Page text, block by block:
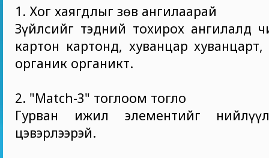
1. Хог хаягдлыг зөв ангилаарай
Зүйлсийг тэдний тохирох ангилалд
картон картонд, хуванцар
органик органикт.
2. "Match-3" тоглоом тогло
Гурван ижил элементийг
цэвэрлээрэй.